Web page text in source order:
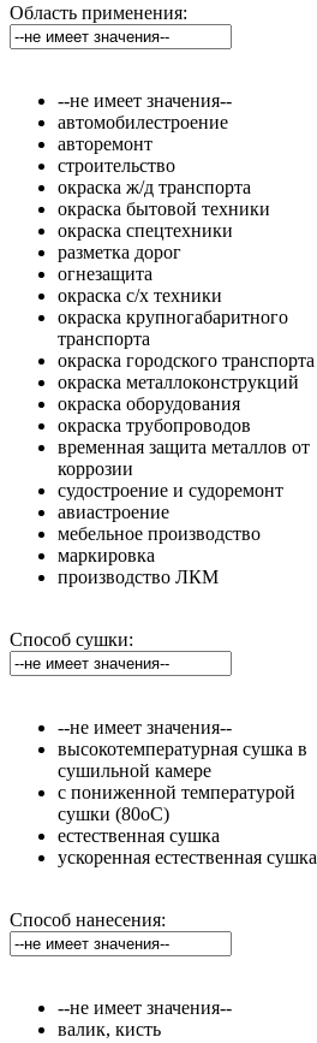
Область применения:
--не имеет значения--
автомобилестроение
авторемонт
строительство
окраска ж/д транспорта
окраска бытовой техники
окраска спецтехники
разметка дорог
огнезащита
окраска с/х техники
окраска крупногабаритного
транспорта
окраска городского транспорта
окраска металлоконструкций
окраска оборудования
окраска трубопроводов
временная защита металлов от
коррозии
судостроение и судоремонт
авиастроение
мебельное производство
маркировка
производство ЛКМ
Способ сушки:
--не имеет значения--
высокотемпературная сушка в
сушильной камере
с пониженной температурой
сушки (80оС)
естественная сушка
ускоренная естественная сушка
Способ нанесения:
--не имеет значения--
валик, кисть